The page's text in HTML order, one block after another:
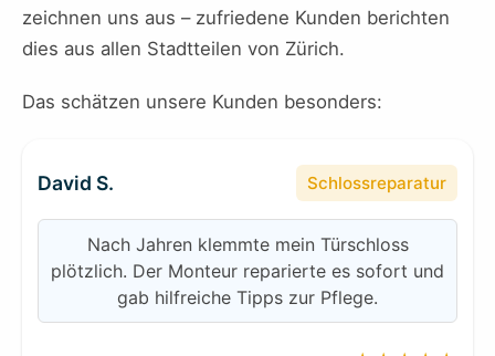
zeichnen uns aus – zufriedene Kunden berichten
dies aus allen Stadtteilen von Zürich.
Das schätzen unsere Kunden besonders:
David S. Schlossreparatur
Nach Jahren klemmte mein Türschloss
plötzlich. Der Monteur reparierte es sofort und
gab hilfreiche Tipps zur Pflege.